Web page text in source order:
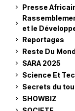
Presse
et le
Reportages
Reste Du
SARA 2025
Science Et
Secrets du
SHOWBIZ